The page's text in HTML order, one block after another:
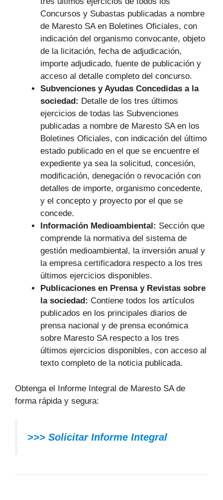
Concursos y Subastas publicadas a nombre
de Maresto SA en Boletines Oficiales, con
indicación del organismo convocante, objeto
de la licitación, fecha de adjudicación,
importe adjudicado, fuente de publicación y
acceso al detalle completo del concurso.
Subvenciones y Ayudas Concedidas a la
sociedad: Detalle de los tres últimos
ejercicios de todas las Subvenciones
publicadas a nombre de Maresto SA en los
Boletines Oficiales, con indicación del último
estado publicado en el que se encuentre el
expediente ya sea la solicitud, concesión,
modificación, denegación o revocación con
detalles de importe, organismo concedente,
y el concepto y proyecto por el que se
concede.
Información Medioambiental: Sección que
comprende la normativa del sistema de
gestión medioambiental, la inversión anual y
la empresa certificadora respecto a los tres
últimos ejercicios disponibles.
Publicaciones en Prensa y Revistas sobre
la sociedad: Contiene todos los artículos
publicados en los principales diarios de
prensa nacional y de prensa económica
sobre Maresto SA respecto a los tres
últimos ejercicios disponibles, con acceso al
texto completo de la noticia publicada.
Obtenga el Informe Integral de Maresto SA de
forma rápida y segura:
>>> Solicitar Informe Integral